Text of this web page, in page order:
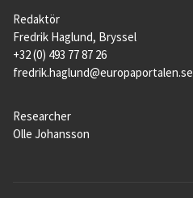
Redaktör
Fredrik Haglund, Bryssel
+32 (0) 493 77 87 26
fredrik.haglund@europaportalen.se
Researcher
Olle Johansson